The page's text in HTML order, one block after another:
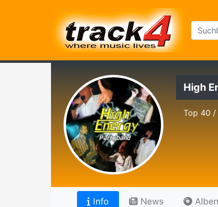
High
Top 40 /
Info News Alben